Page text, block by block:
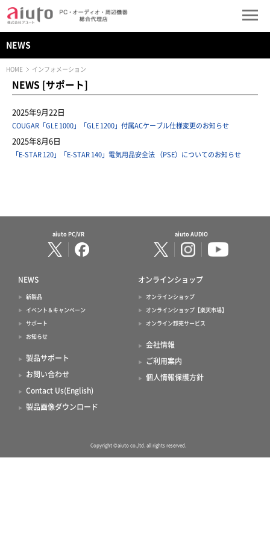
NEWS
HOME インフォメーション
NEWS [サポート]
2025年9月22日
COUGAR「GLE 1000」「GLE 1200」付属ACケーブル仕様変更のお知らせ
2025年8月6日
「E-STAR 120」「E-STAR 140」電気用品安全法 （PSE）についてのお知らせ
aiuto PC/VR aiuto AUDIO
NEWS
新製品
イベント＆キャンペーン
サポート
お知らせ
製品サポート
お問い合わせ
Contact Us(English)
製品画像ダウンロード
オンラインショップ
オンラインショップ
オンラインショップ【楽天市場】
オンライン卸売サービス
会社情報
ご利用案内
個人情報保護方針
Copyright ©aiuto co.,ltd. all rights reserved.